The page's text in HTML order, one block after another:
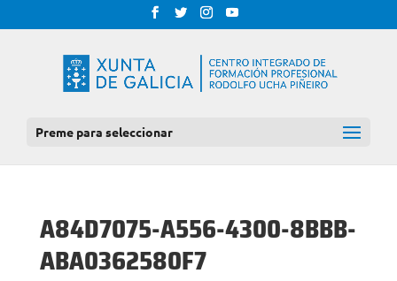
Preme para seleccionar
A84D7075-A556-4300-8BBB-
ABA0362580F7